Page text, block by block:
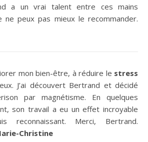
a un vrai talent entre ces mains
ne peux pas mieux le recommander.
mon bien-être, à réduire le stress
J’ai découvert Bertrand et décidé
par magnétisme. En quelques
son travail a eu un effet incroyable
reconnaissant. Merci, Bertrand.
Christine